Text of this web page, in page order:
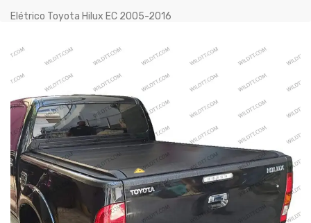
Elétrico Toyota Hilux EC 2005-2016